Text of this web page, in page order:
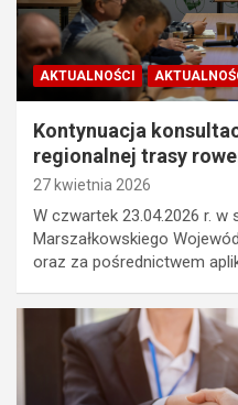
AKTUALNOŚCI
Kontynuacja
regionalnej trasy
27 kwietnia 2026
W czwartek 23.04.2026 r. w
Marszałkowskiego
oraz za pośrednictwem